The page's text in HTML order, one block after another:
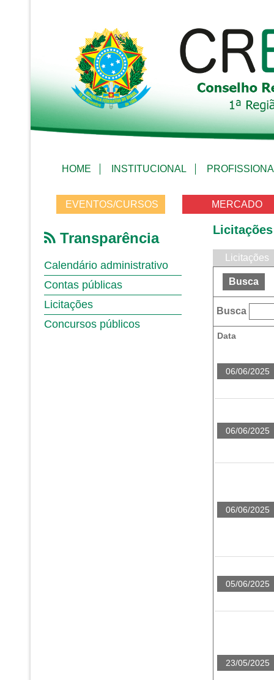
HOME INSTITUCIONAL
EVENTOS/CURSOS MERCADO
Transparência
Calendário administrativo
Contas públicas
Licitações
Concursos públicos
Licitações
Licitações
Busca
Busca
Data
06/06/2025
06/06/2025
06/06/2025
05/06/2025
23/05/2025